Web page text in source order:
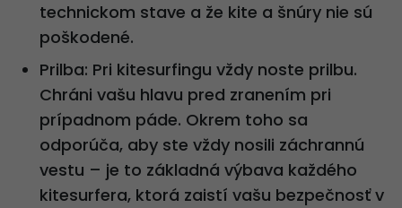
technickom stave a že kite a šnúry nie sú
poškodené.
Prilba: Pri kitesurfingu vždy noste prilbu.
Chráni vašu hlavu pred zranením pri
prípadnom páde. Okrem toho sa
odporúča, aby ste vždy nosili záchrannú
vestu – je to základná výbava každého
kitesurfera, ktorá zaistí vašu bezpečnosť v